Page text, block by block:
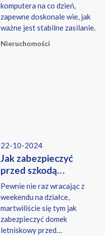
komputera na co dzień,
zapewne doskonale wie, jak
ważne jest stabilne zasilanie.
Nieruchomości
22-10-2024
Jak zabezpieczyć
przed szkodą
i kradzieżą domek
letniskowy?
Pewnie nie raz wracając z
weekendu na działce,
martwiliście się tym jak
zabezpieczyć domek
letniskowy przed